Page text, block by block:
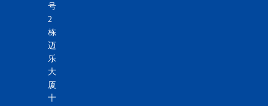
号
2
栋
迈
乐
大
厦
十